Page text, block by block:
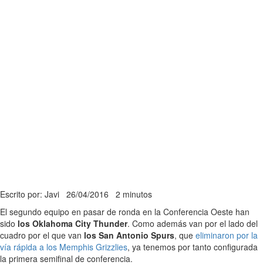
Escrito por: Javi 26/04/2016 2 minutos
El segundo equipo en pasar de ronda en la Conferencia Oeste han
sido los Oklahoma City Thunder. Como además van por el lado del
cuadro por el que van los San Antonio Spurs, que eliminaron por la
vía rápida a los Memphis Grizzlies, ya tenemos por tanto configurada
la primera semifinal de conferencia.